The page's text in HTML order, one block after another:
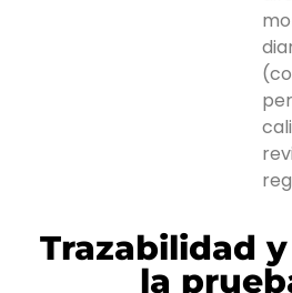
Trazabilidad
la